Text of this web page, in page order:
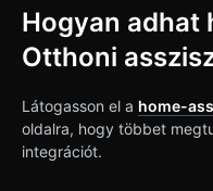
Hogyan adhat
Otthoni
Látogasson el a home-
oldalra, hogy többet
integrációt.